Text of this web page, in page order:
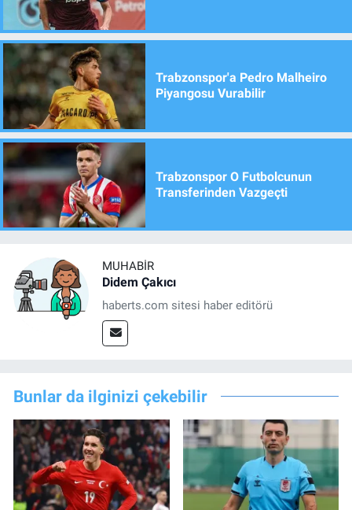
Trabzonspor'a Pedro Malheiro
Piyangosu Vurabilir
Trabzonspor O Futbolcunun
Transferinden Vazgeçti
MUHABIR
Didem Çakıcı
haberts.com sitesi haber editörü
Bunlar da ilginizi çekebilir